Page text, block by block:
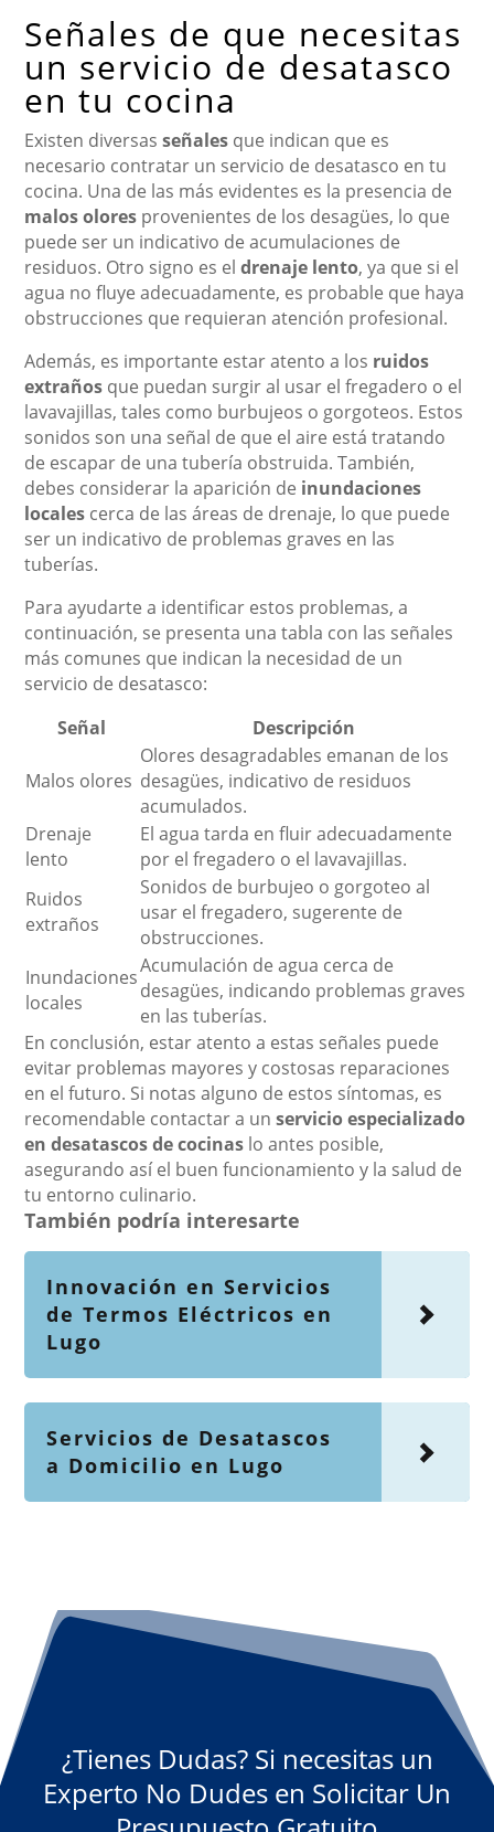
Señales de que necesitas
un servicio de desatasco
en tu cocina
Existen diversasseñales que indican que es
necesario contratar un servicio de desatasco en tu
cocina. Una de las más evidentes es la presencia de
malos olores provenientes de los desagües, lo que
puede ser un indicativo de acumulaciones de
residuos. Otro signo es eldrenaje lento, ya que si el
agua no fluye adecuadamente, es probable que haya
obstrucciones que requieran atención profesional.
Además, es importante estar atento a los ruidos
extraños que puedan surgir al usar el fregadero o el
lavavajillas, tales como burbujeos o gorgoteos. Estos
sonidos son una señal de que el aire está tratando
de escapar de una tubería obstruida. También,
debes considerar la aparición de inundaciones
locales cerca de las áreas de drenaje, lo que puede
ser un indicativo de problemas graves en las
tuberías.
Para ayudarte a identificar estos problemas, a
continuación, se presenta una tabla con las señales
más comunes que indican la necesidad de un
servicio de desatasco:
Señal
Descripción
Malos olores
Olores desagradables emanan de los
desagües, indicativo de residuos
acumulados.
Drenaje
lento
El agua tarda en fluir adecuadamente
por el fregadero o el lavavajillas.
Ruidos
extraños
Sonidos de burbujeo o gorgoteo al
usar el fregadero, sugerente de
obstrucciones.
Inundaciones
locales
Acumulación de agua cerca de
desagües, indicando problemas graves
en las tuberías.
En conclusión, estar atento a estas señales puede
evitar problemas mayores y costosas reparaciones
en el futuro. Si notas alguno de estos síntomas, es
recomendable contactar a unservicio especializado
en desatascos de cocinas lo antes posible,
asegurando así el buen funcionamiento y la salud de
tu entorno culinario.
También podría interesarte
Innovación en Servicios
de Termos Eléctricos en
Lugo
Servicios de Desatascos
a Domicilio en Lugo
¿Tienes Dudas? Si necesitas un
Experto No Dudes en Solicitar Un